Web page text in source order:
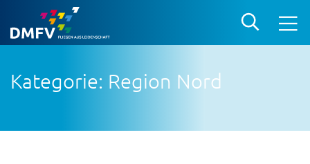
Kategorie: Region Nord